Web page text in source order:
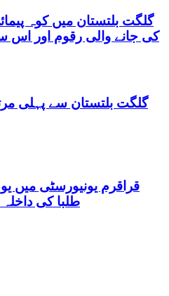
گلگت بلتستان میں کوہ
کی جانے والی رقوم اور اس
گلگت بلتستان سے پہلی
طلبا کی